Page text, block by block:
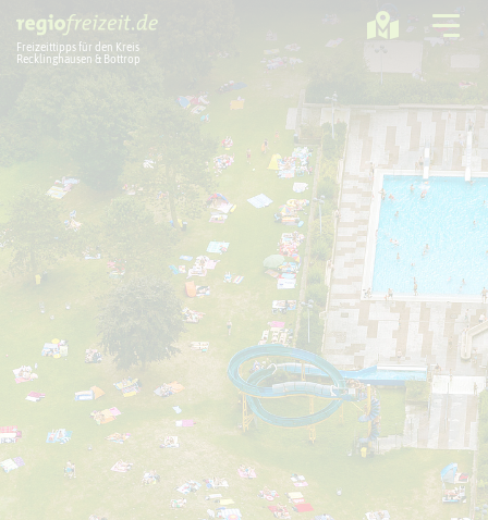
Freizeittipps für den Kreis
Recklinghausen & Bottrop
Ausflugstipps
Sport + Bewegung
Aktuelles
Freizeitregion